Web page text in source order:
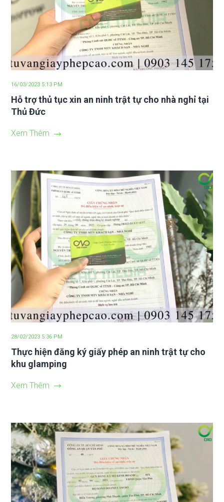
16/03/2023 5:13 PM
Hỗ trợ thủ tục xin an ninh trật tự cho nhà nghỉ tại
Thủ Đức
Xem Thêm
28/02/2023 5:36 PM
Thực hiện đăng ký giấy phép an ninh trật tự cho
khu glamping
Xem Thêm